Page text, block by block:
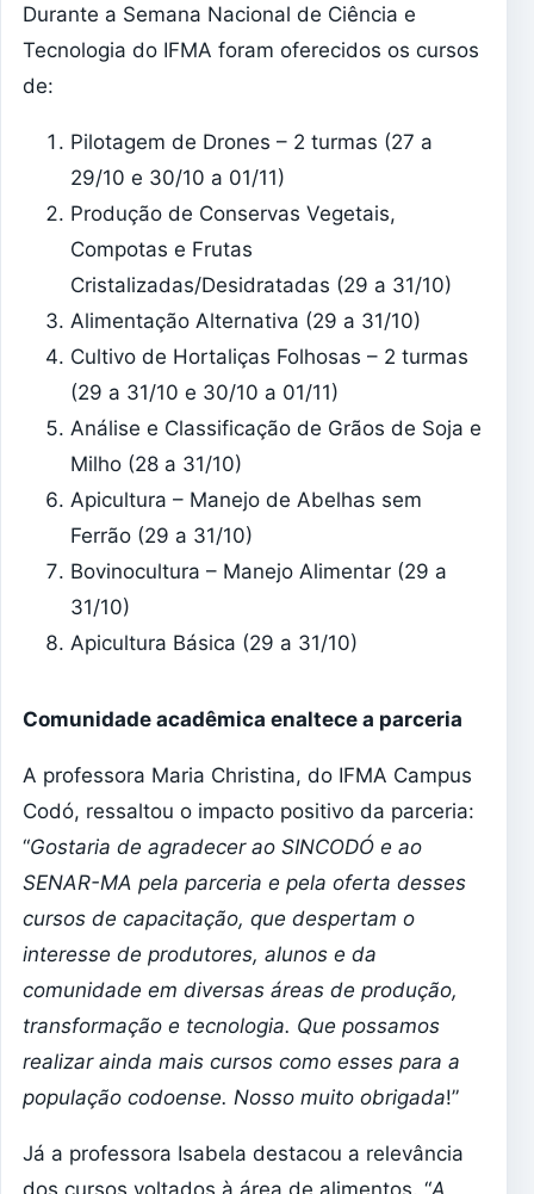
Durante a Semana Nacional de Ciência e
Tecnologia do IFMA foram oferecidos os cursos
de:
Pilotagem de Drones – 2 turmas (27 a
29/10 e 30/10 a 01/11)
Produção de Conservas Vegetais,
Compotas e Frutas
Cristalizadas/Desidratadas (29 a 31/10)
Alimentação Alternativa (29 a 31/10)
Cultivo de Hortaliças Folhosas – 2 turmas
(29 a 31/10 e 30/10 a 01/11)
Análise e Classificação de Grãos de Soja e
Milho (28 a 31/10)
Apicultura – Manejo de Abelhas sem
Ferrão (29 a 31/10)
Bovinocultura – Manejo Alimentar (29 a
31/10)
Apicultura Básica (29 a 31/10)
Comunidade acadêmica enaltece a parceria
A professora Maria Christina, do IFMA Campus
Codó, ressaltou o impacto positivo da parceria:
“Gostaria de agradecer ao SINCODÓ e ao
SENAR-MA pela parceria e pela oferta desses
cursos de capacitação, que despertam o
interesse de produtores, alunos e da
comunidade em diversas áreas de produção,
transformação e tecnologia. Que possamos
realizar ainda mais cursos como esses para a
população codoense. Nosso muito obrigada!”
Já a professora Isabela destacou a relevância
dos cursos voltados à área de alimentos. “A